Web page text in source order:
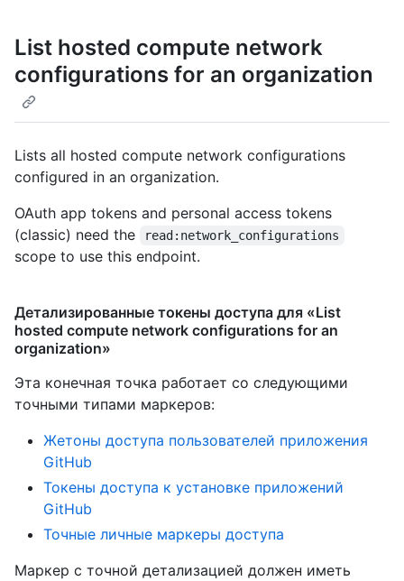
List hosted compute network
configurations for an organization
Lists all hosted compute network configurations
configured in an organization.
OAuth app tokens and personal access tokens
(classic) need the
read:network_configurations
scope to use this endpoint.
Детализированные токены доступа для «List
hosted compute network configurations for an
organization»
Эта конечная точка работает со следующими
точными типами маркеров:
Жетоны доступа пользователей приложения
GitHub
Токены доступа к установке приложений
GitHub
Точные личные маркеры доступа
Маркер с точной детализацией должен иметь